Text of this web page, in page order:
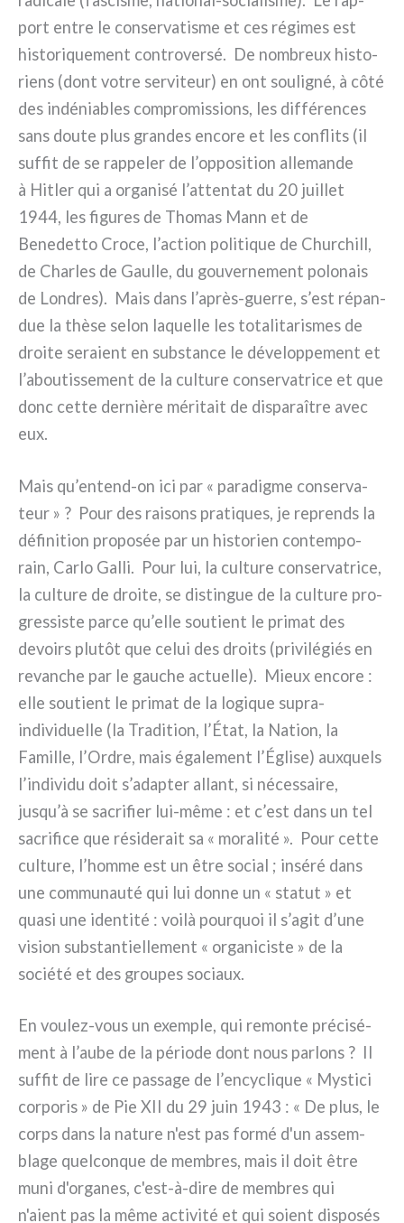
port entre le con­ser­va­ti­sme et ces régi­mes est
histo­ri­que­ment con­tro­ver­sé. De nom­breux histo­
riens (dont votre ser­vi­teur) en ont sou­li­gné, à côté
des indé­nia­bles com­pro­mis­sions, les dif­fé­ren­ces
sans dou­te plus gran­des enco­re et les con­fli­ts (il
suf­fit de se rap­pe­ler de l’opposition alle­man­de
à Hitler qui a orga­ni­sé l’attentat du 20 juil­let
1944, les figu­res de Thomas Mann et de
Benedetto Croce, l’action poli­ti­que de Churchill,
de Charles de Gaulle, du gou­ver­ne­ment polo­nais
de Londres). Mais dans l’après-guerre, s’est répan­
due la thè­se selon laquel­le les tota­li­ta­ri­smes de
droi­te sera­ient en sub­stan­ce le déve­lop­pe­ment et
l’aboutissement de la cul­tu­re con­ser­va­tri­ce et que
donc cet­te der­niè­re méri­tait de dispa­raî­tre avec
eux.
Mais qu’entend-on ici par « para­dig­me con­ser­va­
teur » ? Pour des rai­sons pra­ti­ques, je reprends la
défi­ni­tion pro­po­sée par un histo­rien con­tem­po­
rain, Carlo Galli. Pour lui, la cul­tu­re con­ser­va­tri­ce,
la cul­tu­re de droi­te, se distin­gue de la cul­tu­re pro­
gres­si­ste par­ce qu’elle sou­tient le pri­mat des
devoirs plu­tôt que celui des droi­ts (pri­vi­lé­giés en
revan­che par le gau­che actuel­le). Mieux enco­re :
elle sou­tient le pri­mat de la logi­que supra-
individuelle (la Tradition, l’État, la Nation, la
Famille, l’Ordre, mais éga­le­ment l’Église) aux­quels
l’individu doit s’adapter allant, si néces­sai­re,
jusqu’à se sacri­fier lui-même : et c’est dans un tel
sacri­fi­ce que rési­de­rait sa « mora­li­té ». Pour cet­te
cul­tu­re, l’homme est un être social ; insé­ré dans
une com­mu­nau­té qui lui don­ne un « sta­tut » et
qua­si une iden­ti­té : voi­là pour­quoi il s’agit d’une
vision sub­stan­tiel­le­ment « orga­ni­ci­ste » de la
socié­té et des grou­pes sociaux.
En voulez-vous un exem­ple, qui remon­te pré­ci­sé­
ment à l’aube de la pério­de dont nous par­lons ? Il
suf­fit de lire ce pas­sa­ge de l’encyclique « Mystici
cor­po­ris » de Pie XII du 29 juin 1943 : « De plus, le
corps dans la natu­re n'est pas for­mé d'un assem­
bla­ge quel­con­que de mem­bres, mais il doit être
muni d'organes, c'est-à-dire de mem­bres qui
n'aient pas la même acti­vi­té et qui soient dispo­sés